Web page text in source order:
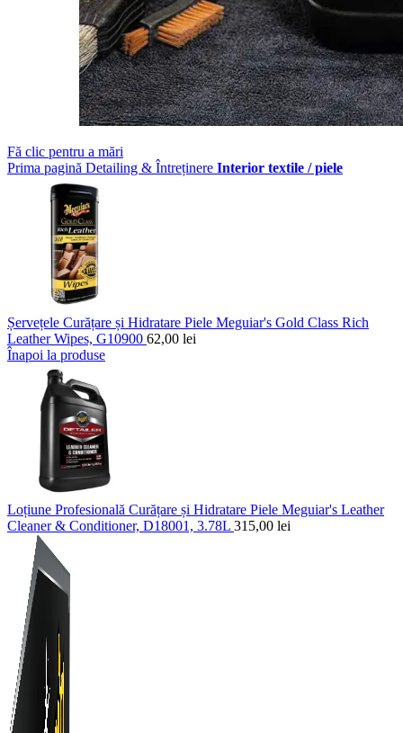
Fă clic pentru a mări
Prima pagină Detailing & Întreținere Interior textile / piele
Șervețele Curățare și Hidratare Piele Meguiar's Gold Class Rich
Leather Wipes, G10900 62,00 lei
Înapoi la produse
Loțiune Profesională Curățare și Hidratare Piele Meguiar's Leather
Cleaner & Conditioner, D18001, 3.78L 315,00 lei